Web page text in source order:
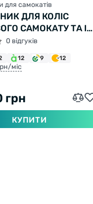
для самокатів
ДЛЯ КОЛІС
САМОКАТУ ТА ІН.
608 ZZ (10 ШТ. В
0 відгуків
12 9 12
міс
грн
КУПИТИ